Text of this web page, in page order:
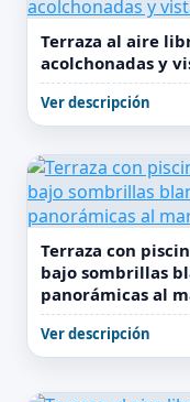
Terraza al aire
acolchonadas y
Ver descripción
Terraza con
bajo sombrillas
panorámicas al
Ver descripción